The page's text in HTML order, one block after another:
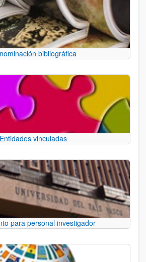
bibliográfica
Entidades vinculadas
para personal investigador